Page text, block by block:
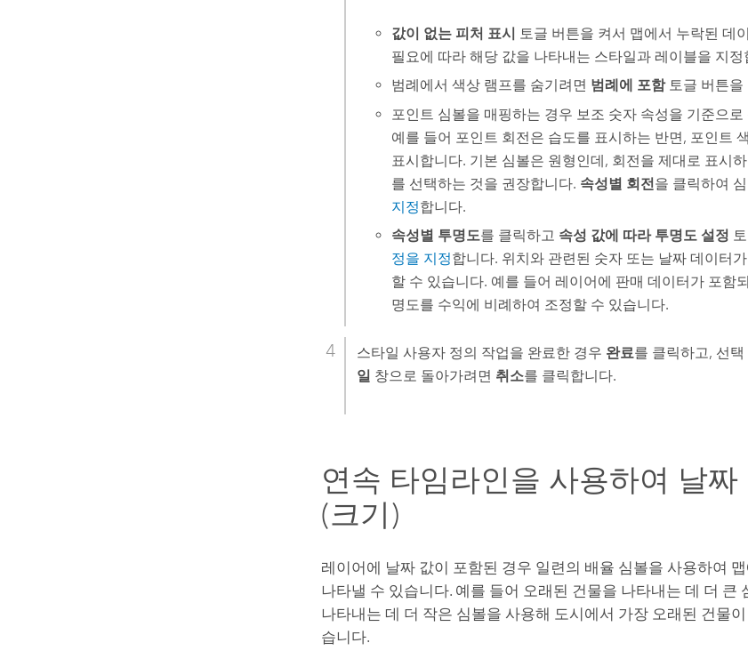
값이 없는 피처 표시 토글 버튼을 켜서 맵에서 누락된 데
필요에 따라 해당 값을 나타내는 스타일과 레이블을 지정
범례에서 색상 램프를 숨기려면 범례에 포함토글 버튼을
포인트 심볼을 매핑하는 경우 보조 숫자 속성을 기준으
예를 들어 포인트 회전은 습도를 표시하는 반면, 포인트
표시합니다. 기본 심볼은 원형인데, 회전을 제대로 표시
를 선택하는 것을 권장합니다. 속성별 회전을 클릭하여
지정합니다.
속성별 투명도를 클릭하고 속성 값에 따라 투명도 설정
정을 지정합니다. 위치와 관련된 숫자 또는 날짜 데이터
할 수 있습니다. 예를 들어 레이어에 판매 데이터가 포함
명도를 수익에 비례하여 조정할 수 있습니다.
스타일 사용자 정의 작업을 완료한 경우 완료를 클릭하고, 선
일 창으로 돌아가려면 취소를 클릭합니다.
연속 타임라인을 사용하여 날짜
(크기)
레이어에 날짜 값이 포함된 경우 일련의 배율 심볼을 사용하여
나타낼 수 있습니다. 예를 들어 오래된 건물을 나타내는 데 더 큰
나타내는 데 더 작은 심볼을 사용해 도시에서 가장 오래된 건물
습니다.